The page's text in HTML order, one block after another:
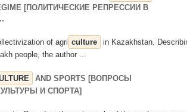
REGIME [ПОЛИТИЧЕСКИЕ РЕПРЕССИИ В
of agri culture
in Kazakhstan.
people, the author ...
AND SPORTS [ВОПРОСЫ
И СПОРТА]